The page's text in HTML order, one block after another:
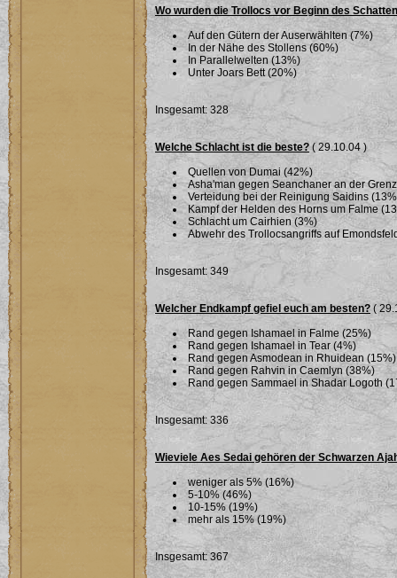
Wo wurden die Trollocs vor Beginn des
Auf den Gütern der Auserwählten (7%)
In der Nähe des Stollens (60%)
In Parallelwelten (13%)
Unter Joars Bett (20%)
Insgesamt: 328
Welche Schlacht ist die beste?( 29.10.04 )
Quellen von Dumai (42%)
Asha'man gegen Seanchaner an der
Verteidung bei der Reinigung Saidins
Kampf der Helden des Horns um Falme
Schlacht um Cairhien (3%)
Abwehr des Trollocsangriffs auf
Insgesamt: 349
Welcher Endkampf gefiel euch am besten? (
Rand gegen Ishamael in Falme (25%)
Rand gegen Ishamael in Tear (4%)
Rand gegen Asmodean in Rhuidean (15%)
Rand gegen Rahvin in Caemlyn (38%)
Rand gegen Sammael in Shadar Logoth
Insgesamt: 336
Wieviele Aes Sedai gehören der Schwarzen
weniger als 5% (16%)
5-10% (46%)
10-15% (19%)
mehr als 15% (19%)
Insgesamt: 367